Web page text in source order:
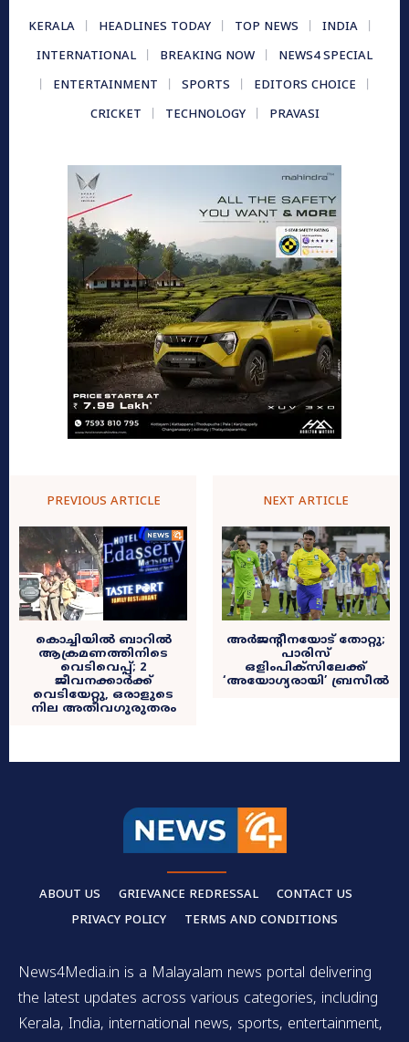
KERALA HEADLINES TODAY TOP NEWS
INDIA
INTERNATIONAL
BREAKING NOW
NEWS4 SPECIAL
ENTERTAINMENT
SPORTS
EDITORS CHOICE
CRICKET
TECHNOLOGY PRAVASI
PREVIOUS ARTICLE
കൊച്ചിയില്‍ ബാറിൽ
ആക്രമണത്തിനിടെ
വെടിവെപ്പ്; 2
ജീവനക്കാർക്ക്
വെടിയേറ്റു, ഒരാളുടെ
നില ​അതീവഗുരുതരം
NEXT ARTICLE
അർജന്റീനയോട് തോറ്റു;
പാരിസ്
ഒളിംപിക്സിലേക്ക്
‘അയോഗ്യരായി’ ബ്രസീൽ
ABOUT US GRIEVANCE REDRESSAL
CONTACT US
PRIVACY POLICY
TERMS AND CONDITIONS
News4Media.in is a Malayalam news portal delivering
the latest updates across various categories, including
Kerala, India, international news, sports, entertainment,